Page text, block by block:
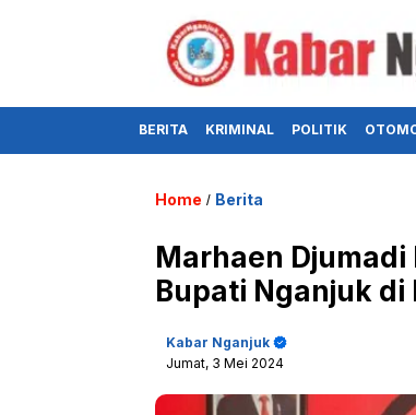
BERITA KRIMINAL POLITIK
Home / Berita
Marhaen
Bupati Nganjuk di
Kabar Nganjuk
Jumat, 3 Mei 2024